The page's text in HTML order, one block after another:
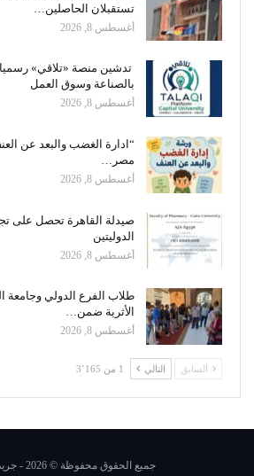
تستقبلان الحاصلين…
أغسطس 8, 2026
تدشين منصة «تلاقي»
بالصناعة وسوق العمل
أغسطس 8, 2026
“ادارة الغضب والبعد عن
مصر…
أغسطس 8, 2026
صيدلة القاهرة تحصل على
الدوليتين
أغسطس 8, 2026
طلاب الفرع الدولي وجامعة
الأثرية ضمن…
أغسطس 8, 2026
السابق التالي 1 من 3٬165
جميع الحقوق محفوظة © 2026 - جريدة الرئيس